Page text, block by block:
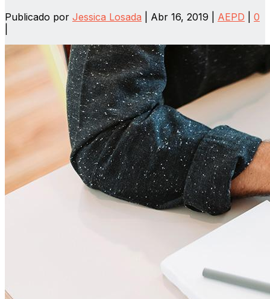
Publicado por Jessica Losada Abr 16, 2019 AEPD
0